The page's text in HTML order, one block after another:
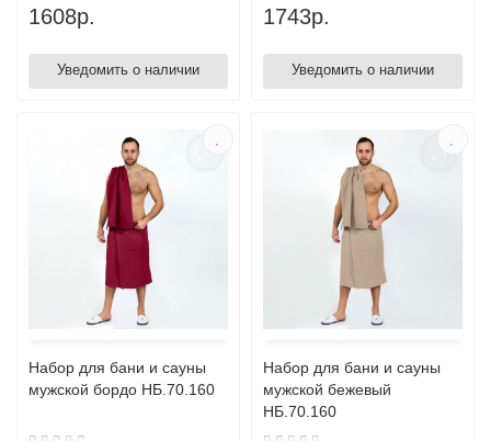
1608р.
Уведомить о наличии
1743р.
Уведомить о наличии
Набор для бани и сауны
мужской бордо НБ.70.160
Набор для бани и сауны
мужской бежевый
НБ.70.160